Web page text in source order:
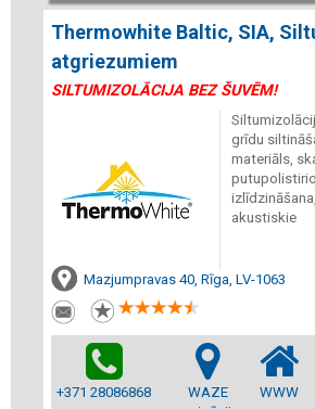
Thermowhite Baltic, SIA,
atgriezumiem
SILTUMIZOLĀCIJA BEZ ŠUVĒM!
grīdu
materiāls,
akustiskie
Mazjumpravas 40, Rīga, LV-1063
+371 28086868
WAZE
WWW